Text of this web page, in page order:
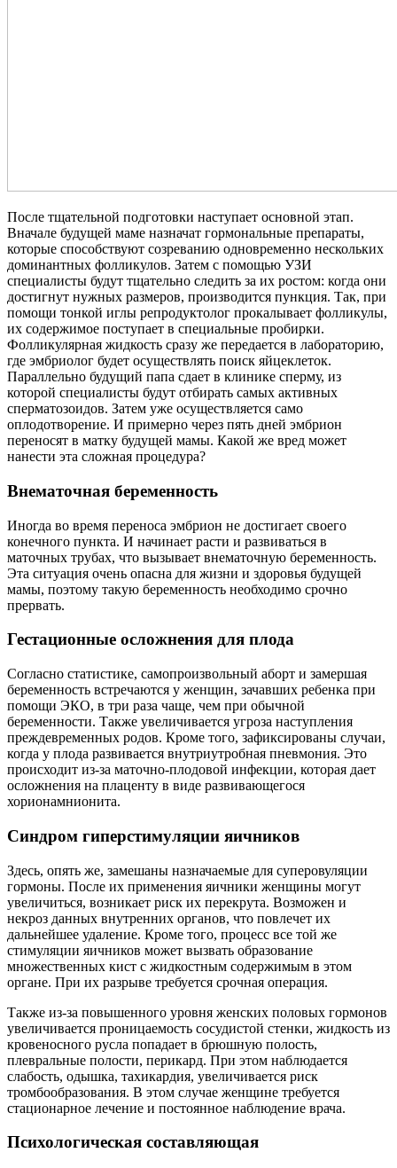
После тщательной подготовки наступает основной этап.
Вначале будущей маме назначат гормональные препараты,
которые способствуют созреванию одновременно нескольких
доминантных фолликулов. Затем с помощью УЗИ
специалисты будут тщательно следить за их ростом: когда они
достигнут нужных размеров, производится пункция. Так, при
помощи тонкой иглы репродуктолог прокалывает фолликулы,
их содержимое поступает в специальные пробирки.
Фолликулярная жидкость сразу же передается в лабораторию,
где эмбриолог будет осуществлять поиск яйцеклеток.
Параллельно будущий папа сдает в клинике сперму, из
которой специалисты будут отбирать самых активных
сперматозоидов. Затем уже осуществляется само
оплодотворение. И примерно через пять дней эмбрион
переносят в матку будущей мамы. Какой же вред может
нанести эта сложная процедура?
Внематочная беременность
Иногда во время переноса эмбрион не достигает своего
конечного пункта. И начинает расти и развиваться в
маточных трубах, что вызывает внематочную беременность.
Эта ситуация очень опасна для жизни и здоровья будущей
мамы, поэтому такую беременность необходимо срочно
прервать.
Гестационные осложнения для плода
Согласно статистике, самопроизвольный аборт и замершая
беременность встречаются у женщин, зачавших ребенка при
помощи ЭКО, в три раза чаще, чем при обычной
беременности. Также увеличивается угроза наступления
преждевременных родов. Кроме того, зафиксированы случаи,
когда у плода развивается внутриутробная пневмония. Это
происходит из-за маточно-плодовой инфекции, которая дает
осложнения на плаценту в виде развивающегося
хорионамнионита.
Синдром гиперстимуляции яичников
Здесь, опять же, замешаны назначаемые для суперовуляции
гормоны. После их применения яичники женщины могут
увеличиться, возникает риск их перекрута. Возможен и
некроз данных внутренних органов, что повлечет их
дальнейшее удаление. Кроме того, процесс все той же
стимуляции яичников может вызвать образование
множественных кист с жидкостным содержимым в этом
органе. При их разрыве требуется срочная операция.
Также из-за повышенного уровня женских половых гормонов
увеличивается проницаемость сосудистой стенки, жидкость из
кровеносного русла попадает в брюшную полость,
плевральные полости, перикард. При этом наблюдается
слабость, одышка, тахикардия, увеличивается риск
тромбообразования. В этом случае женщине требуется
стационарное лечение и постоянное наблюдение врача.
Психологическая составляющая